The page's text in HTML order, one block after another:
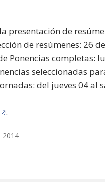
presentación de
de resúmenes: 26
Ponencias completas:
seleccionadas
del jueves 04 al
.
2014